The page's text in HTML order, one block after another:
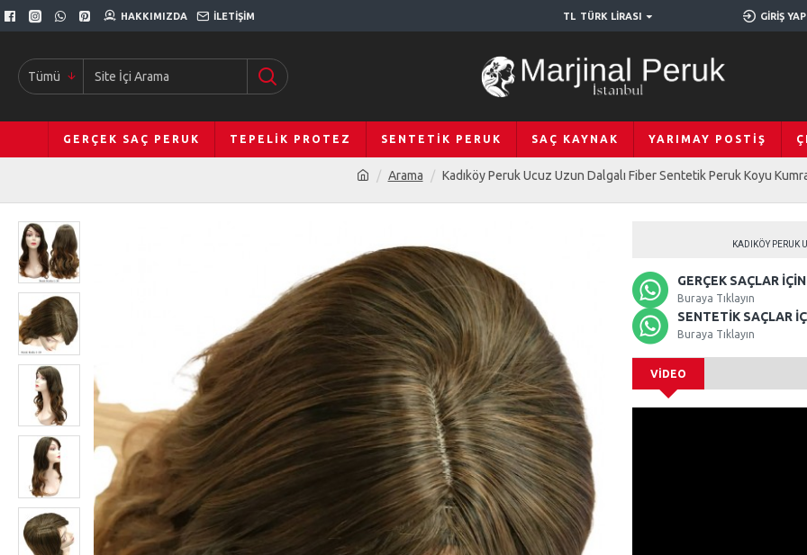
HAKKIMIZDA İLETIŞIM TL TÜRK LIRASI GIRIŞ YAP
Tümü
GERÇEK SAÇ PERUK TEPELIK PROTEZ SENTETIK PERUK SAÇ KAYNAK YARIMAY POSTIŞ
Arama Kadıköy Peruk Ucuz Uzun Dalgalı Fiber Sentetik Peruk Koyu
KADIKÖY PERUK
GERÇEK SAÇLAR
Buraya Tıklayın
SENTETIK SAÇLAR
Buraya Tıklayın
VIDEO